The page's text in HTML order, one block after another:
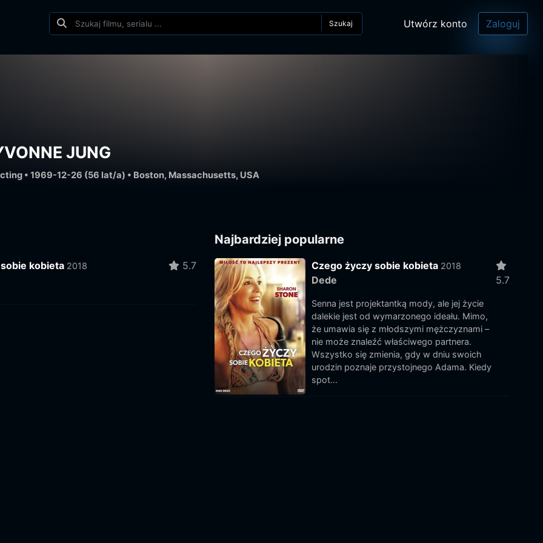
Szukaj Utwórz konto Zaloguj
JUNG
• 1969-12-26 (56 lat/a) • Boston, Massachusetts, USA
kobieta 2018 5.7
Najbardziej popularne
Czego życzy sobie kobieta 2018
Dede
Senna jest projektantką mody, ale jej życie
dalekie jest od wymarzonego ideału. Mimo,
że umawia się z młodszymi mężczyznami –
nie może znaleźć właściwego partnera.
Wszystko się zmienia, gdy w dniu swoich
urodzin poznaje przystojnego Adama. Kiedy
spot...
5.7